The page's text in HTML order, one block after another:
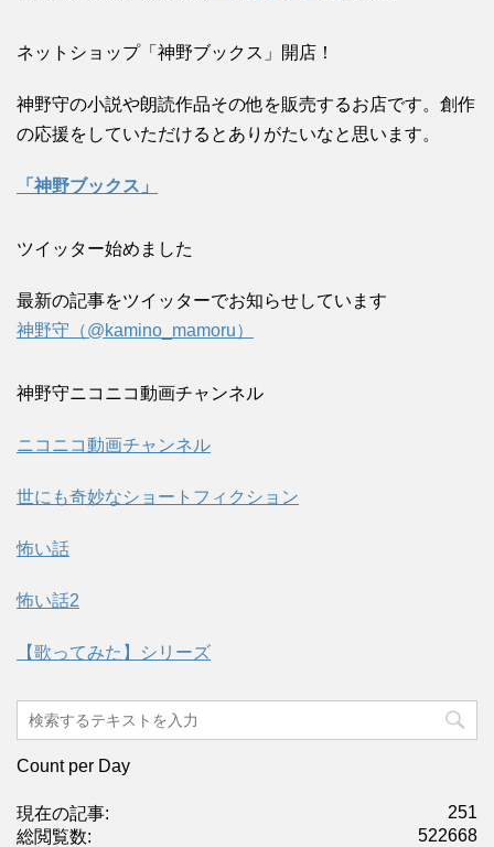
ネットショップ「神野ブックス」開店！
神野守の小説や朗読作品その他を販売するお店です。創作
の応援をしていただけるとありがたいなと思います。
「神野ブックス」
ツイッター始めました
最新の記事をツイッターでお知らせしています
神野守（@kamino_mamoru）
神野守ニコニコ動画チャンネル
ニコニコ動画チャンネル
世にも奇妙なショートフィクション
怖い話
怖い話2
【歌ってみた】シリーズ
Count per Day
251
現在の記事:
522668
総閲覧数: